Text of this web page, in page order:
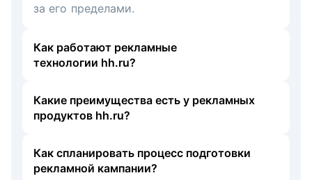
за его пределами.
Как работают рекламные
технологии hh.ru?
Какие преимущества есть у рекламных
продуктов hh.ru?
Как спланировать процесс подготовки
рекламной кампании?